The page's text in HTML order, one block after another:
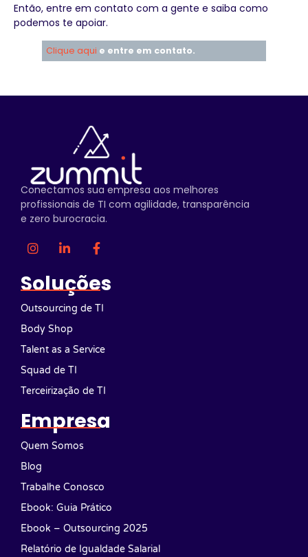
Então, entre em contato com a gente e saiba como
podemos te apoiar.
Clique aqui e entre em contato.
Conectamos sua empresa aos melhores
profissionais de TI com agilidade, transparência
e zero burocracia.
Soluções
Outsourcing de TI
Body Shop
Talent as a Service
Squad de TI
Terceirização de TI
Empresa
Quem Somos
Blog
Trabalhe Conosco
Ebook: Guia Prático
Ebook – Outsourcing 2025
Relatório de Igualdade Salarial